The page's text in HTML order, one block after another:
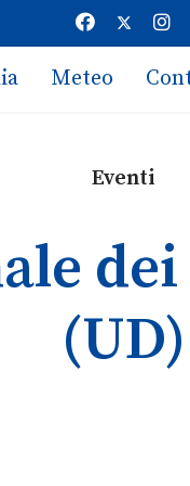
Meteo
Eventi
(UD)